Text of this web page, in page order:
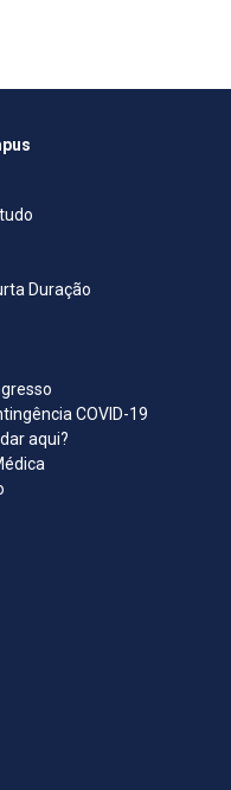
Duração
COVID-19
aqui?